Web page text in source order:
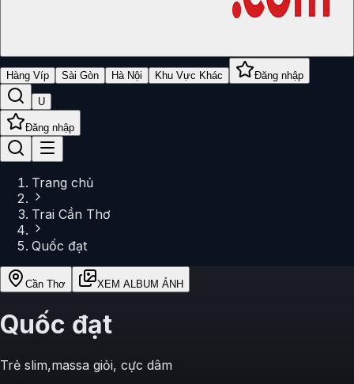
Hàng Víp Sài Gòn Hà Nội Khu Vực Khác Đăng nhập
U
Đăng nhập
Trang chủ
Trai Cần Thơ
Quốc đạt
Cần Thơ XEM ALBUM ẢNH
Quốc đạt
Trẻ slim,massa giỏi, cực dâm